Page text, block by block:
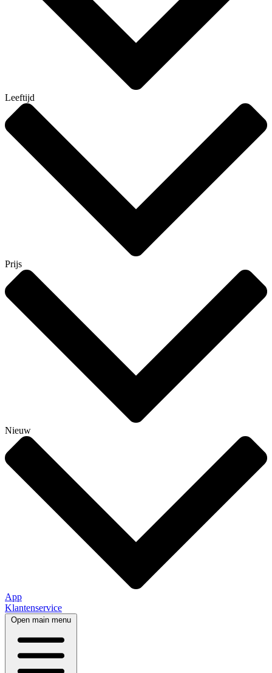
Leeftijd
Prijs
Nieuw
App
Klantenservice
Open main menu